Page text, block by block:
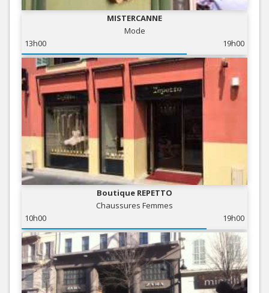
MISTERCANNE
Mode
13h00
19h00
Boutique REPETTO
Chaussures Femmes
10h00
19h00